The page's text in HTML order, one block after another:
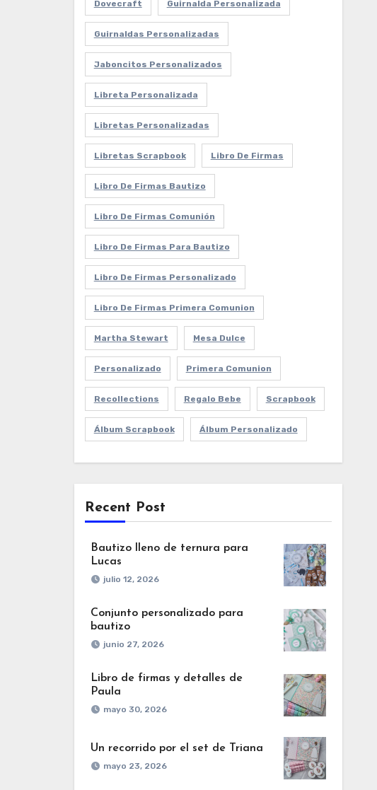
Dovecraft Guirnalda Personalizada
Guirnaldas Personalizadas
Jaboncitos Personalizados
Libreta Personalizada
Libretas Personalizadas
Libretas Scrapbook Libro De Firmas
Libro De Firmas Bautizo
Libro De Firmas Comunión
Libro De Firmas Para Bautizo
Libro De Firmas Personalizado
Libro De Firmas Primera Comunion
Martha Stewart Mesa Dulce
Personalizado Primera Comunion
Recollections Regalo Bebe Scrapbook
Álbum Scrapbook Álbum Personalizado
Recent Post
Bautizo lleno de ternura para
Lucas
julio 12, 2026
Conjunto personalizado para
bautizo
junio 27, 2026
Libro de firmas y detalles de
Paula
mayo 30, 2026
Un recorrido por el set de Triana
mayo 23, 2026